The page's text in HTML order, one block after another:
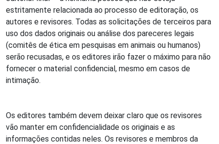
estritamente relacionada ao processo de editoração, os
autores e revisores. Todas as solicitações de terceiros para
uso dos dados originais ou análise dos pareceres legais
(comitês de ética em pesquisas em animais ou humanos)
serão recusadas, e os editores irão fazer o máximo para não
fornecer o material confidencial, mesmo em casos de
intimação.
Os editores também devem deixar claro que os revisores
vão manter em confidencialidade os originais e as
informações contidas neles. Os revisores e membros da